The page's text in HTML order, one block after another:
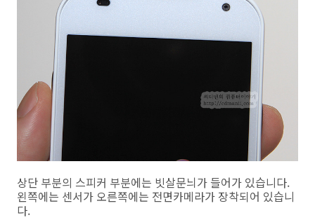
상단 부분의 스피커 부분에는 빗살문늬가 들어가 있습니다.
왼쪽에는 센서가 오른쪽에는 전면카메라가 장착되어 있습니
다.